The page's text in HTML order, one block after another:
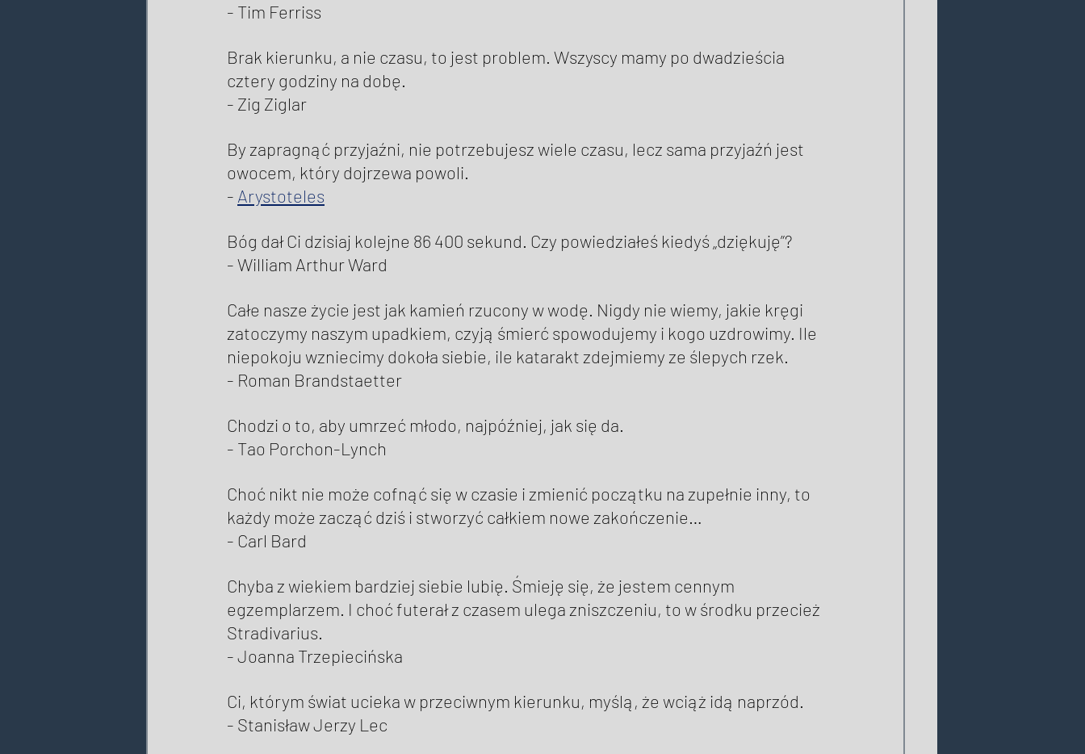
- Tim Ferriss
Brak kierunku, a nie czasu, to jest problem. Wszyscy mamy po dwadzieścia
cztery godziny na dobę.
- Zig Ziglar
By zapragnąć przyjaźni, nie potrzebujesz wiele czasu, lecz sama przyjaźń jest
owocem, który dojrzewa powoli.
- Arystoteles
Bóg dał Ci dzisiaj kolejne 86 400 sekund. Czy powiedziałeś kiedyś „dziękuję”?
- William Arthur Ward
Całe nasze życie jest jak kamień rzucony w wodę. Nigdy nie wiemy, jakie kręgi
zatoczymy naszym upadkiem, czyją śmierć spowodujemy i kogo uzdrowimy. Ile
niepokoju wzniecimy dokoła siebie, ile katarakt zdejmiemy ze ślepych rzek.
- Roman Brandstaetter
Chodzi o to, aby umrzeć młodo, najpóźniej, jak się da.
- Tao Porchon-Lynch
Choć nikt nie może cofnąć się w czasie i zmienić początku na zupełnie inny, to
każdy może zacząć dziś i stworzyć całkiem nowe zakończenie…
- Carl Bard
Chyba z wiekiem bardziej siebie lubię. Śmieję się, że jestem cennym
egzemplarzem. I choć futerał z czasem ulega zniszczeniu, to w środku przecież
Stradivarius.
- Joanna Trzepiecińska
Ci, którym świat ucieka w przeciwnym kierunku, myślą, że wciąż idą naprzód.
- Stanisław Jerzy Lec